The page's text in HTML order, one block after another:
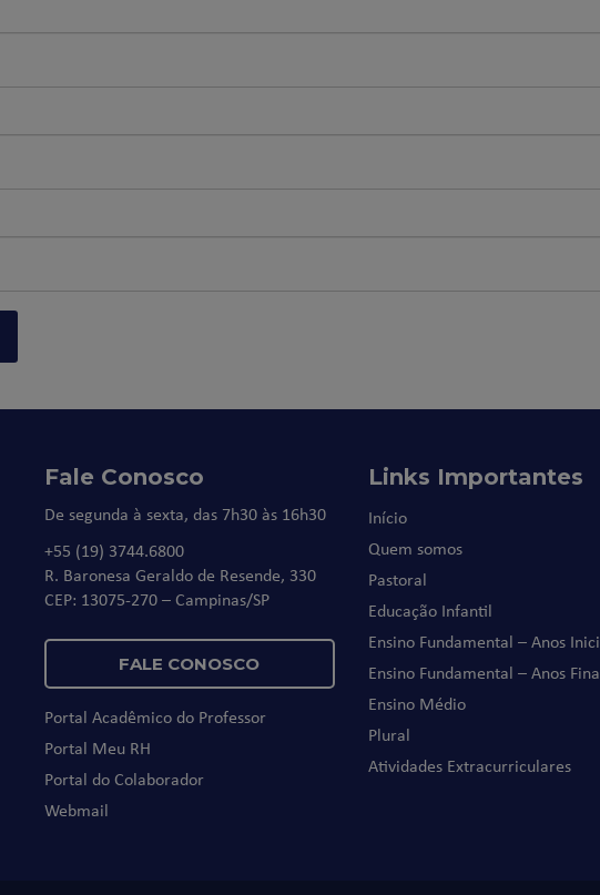
Fale Conosco
De segunda à sexta, das 7h30 às 16h30
+55 (19) 3744.6800
R. Baronesa Geraldo de Resende, 330
CEP: 13075-270 – Campinas/SP
FALE CONOSCO
Portal Acadêmico do Professor
Portal Meu RH
Portal do Colaborador
Webmail
Links Importantes
Início
Quem somos
Pastoral
Educação Infantil
Ensino Fundamental – Anos
Ensino Fundamental – Anos
Ensino Médio
Plural
Atividades Extracurriculares